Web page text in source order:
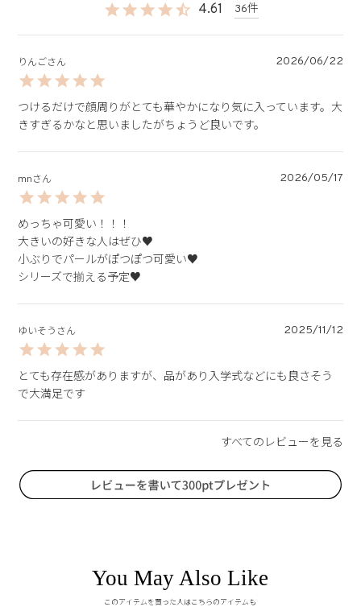
4.61 36
りんご 2026/06/22
つけるだけで顔周りがとても華やかになり気に入っています。大
きすぎるかなと思いましたがちょうど良いです。
mn 2026/05/17
めっちゃ可愛い！！！
大きいの好きな人はぜひ♥︎
小ぶりでパールがぽつぽつ可愛い♥︎
シリーズで揃える予定♥︎
ゆいそう 2025/11/12
とても存在感がありますが、品があり入学式などにも良さそう
で大満足です
You May Also Like
このアイテムを買った人はこちらのアイテムも